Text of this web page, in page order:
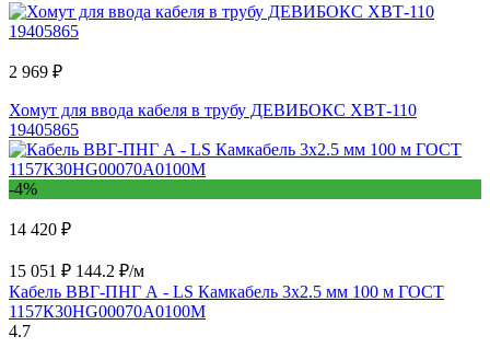
2 969 ₽
Хомут для ввода кабеля в трубу ДЕВИБОКС ХВТ-110
19405865
-4%
14 420 ₽
15 051 ₽ 144.2 ₽/м
Кабель ВВГ-ПНГ А - LS Камкабель 3x2.5 мм 100 м ГОСТ
1157К30HG00070А0100М
4.7